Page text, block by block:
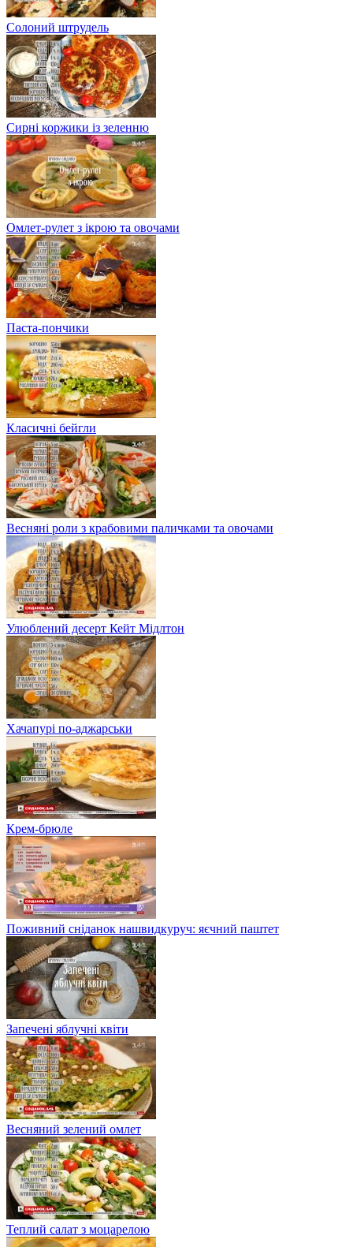
Солоний штрудель
Сирні коржики із зеленню
Омлет-рулет з ікрою та овочами
Паста-пончики
Класичні бейгли
Весняні роли з крабовими паличками та овочами
Улюблений десерт Кейт Мідлтон
Хачапурі по-аджарськи
Крем-брюле
Поживний сніданок нашвидкуруч: яєчний паштет
Запечені яблучні квіти
Весняний зелений омлет
Теплий салат з моцарелою